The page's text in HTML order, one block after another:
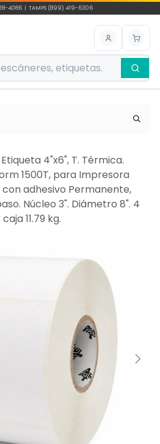
4086 | TAMPS (899) 419-6306
4"x6", T. Térmica.
1500T, para Impresora
con adhesivo Permanente,
Núcleo 3". Diámetro 8". 4
11.79 kg.